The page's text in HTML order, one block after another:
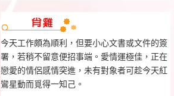
今天工作頗為順利，但要小心文書或文件的簽
署，若稍不留意便招事端。愛情運極佳，正在
戀愛的情侶感情突進，未有對象者可趁今天紅
鸞星動而覓得一知己。